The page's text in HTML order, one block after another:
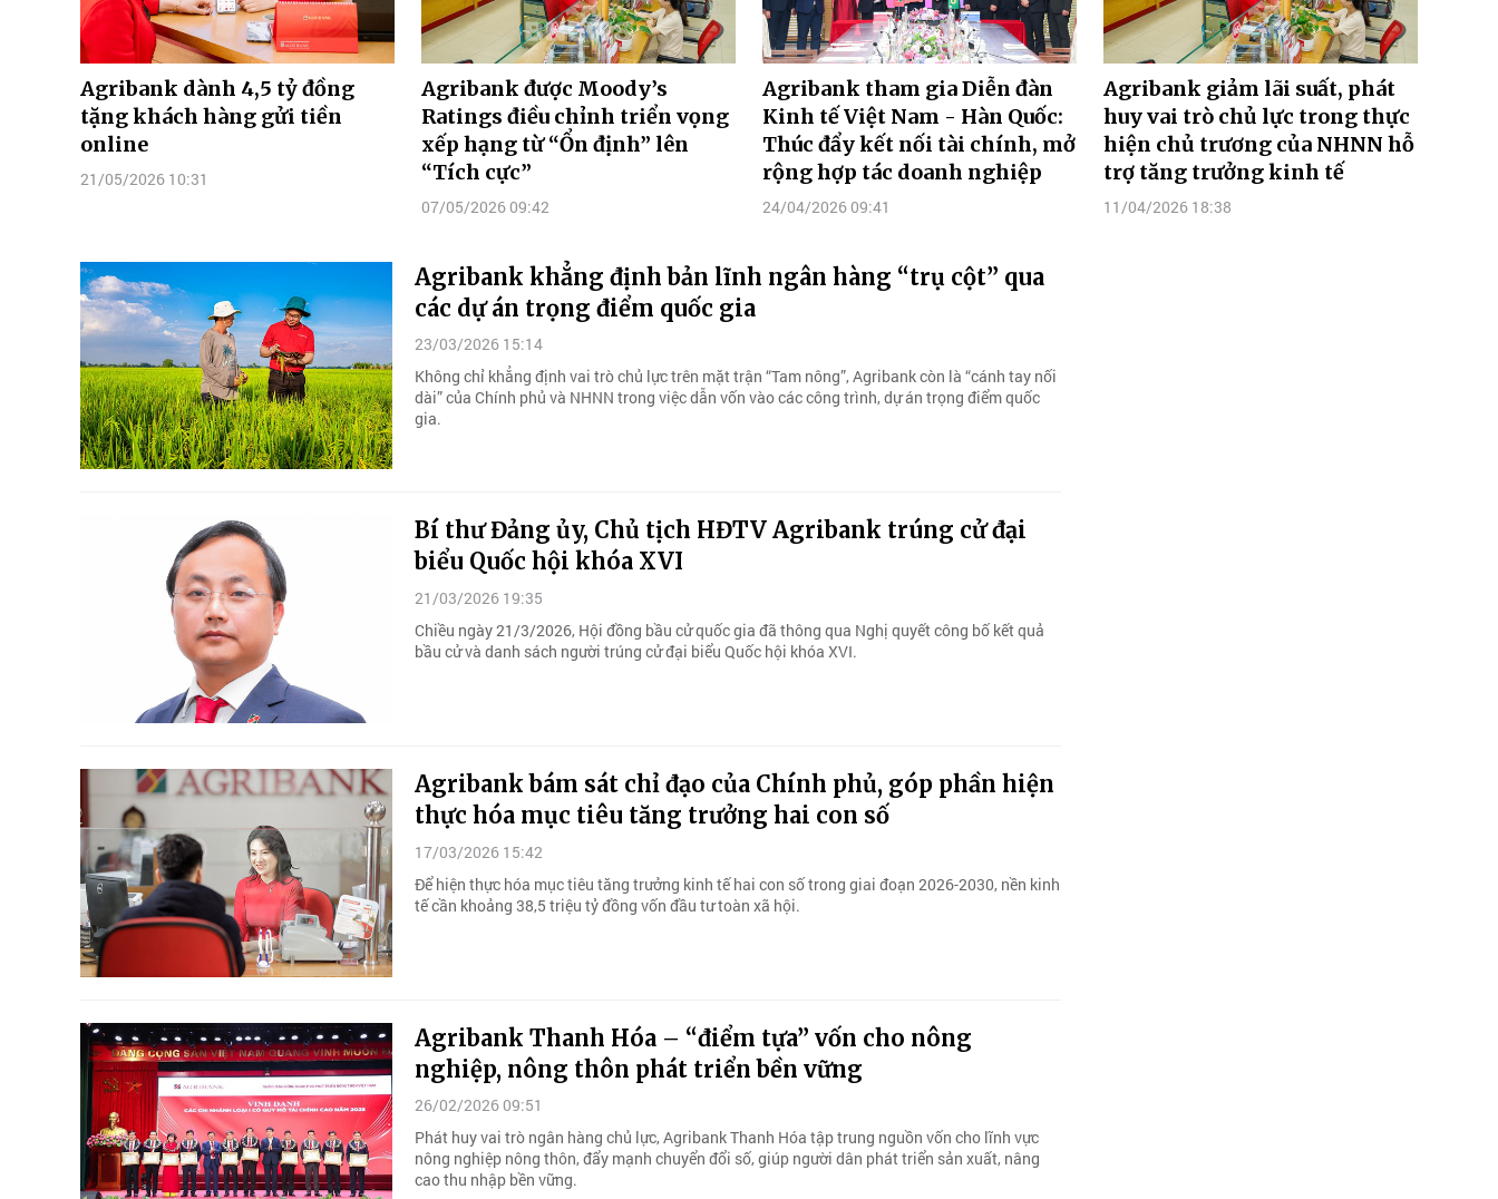
Agribank dành 4,5 tỷ đồng
tặng khách hàng gửi tiền
online
21/05/2026 10:31
Agribank được Moody’s
Ratings điều chỉnh triển vọng
xếp hạng từ “Ổn định” lên
“Tích cực”
07/05/2026 09:42
Agribank tham gia Diễn đàn
Kinh tế Việt Nam - Hàn Quốc:
Thúc đẩy kết nối tài chính, mở
rộng hợp tác doanh nghiệp
24/04/2026 09:41
Agribank giảm lãi suất, phát
huy vai trò chủ lực trong thực
hiện chủ trương của NHNN hỗ
trợ tăng trưởng kinh tế
11/04/2026 18:38
Agribank khẳng định bản lĩnh ngân hàng “trụ cột” qua
các dự án trọng điểm quốc gia
23/03/2026 15:14
Không chỉ khẳng định vai trò chủ lực trên mặt trận “Tam nông”, Agribank còn là “cánh tay nối
dài” của Chính phủ và NHNN trong việc dẫn vốn vào các công trình, dự án trọng điểm quốc
gia.
Bí thư Đảng ủy, Chủ tịch HĐTV Agribank trúng cử đại
biểu Quốc hội khóa XVI
21/03/2026 19:35
Chiều ngày 21/3/2026, Hội đồng bầu cử quốc gia đã thông qua Nghị quyết công bố kết quả
bầu cử và danh sách người trúng cử đại biểu Quốc hội khóa XVI.
Agribank bám sát chỉ đạo của Chính phủ, góp phần hiện
thực hóa mục tiêu tăng trưởng hai con số
17/03/2026 15:42
Để hiện thực hóa mục tiêu tăng trưởng kinh tế hai con số trong giai đoạn 2026-2030, nền kinh
tế cần khoảng 38,5 triệu tỷ đồng vốn đầu tư toàn xã hội.
Agribank Thanh Hóa – “điểm tựa” vốn cho nông
nghiệp, nông thôn phát triển bền vững
26/02/2026 09:51
Phát huy vai trò ngân hàng chủ lực, Agribank Thanh Hóa tập trung nguồn vốn cho lĩnh vực
nông nghiệp nông thôn, đẩy mạnh chuyển đổi số, giúp người dân phát triển sản xuất, nâng
cao thu nhập bền vững.